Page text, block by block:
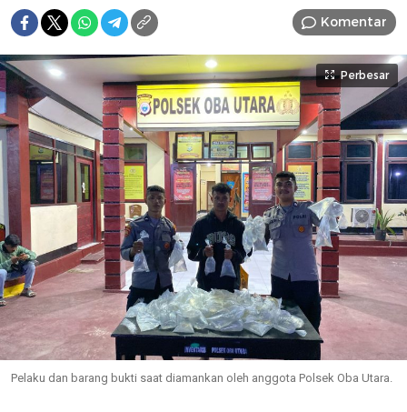
Komentar
Perbesar
Pelaku dan barang bukti saat diamankan oleh anggota Polsek Oba Utara.